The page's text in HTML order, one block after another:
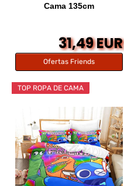
Cama 135cm
31,49 EUR
Ofertas Friends
TOP ROPA DE CAMA